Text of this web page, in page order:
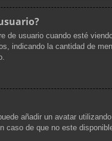
de usuario cuando esté
indicando la cantidad de
añadir un avatar
de que no este